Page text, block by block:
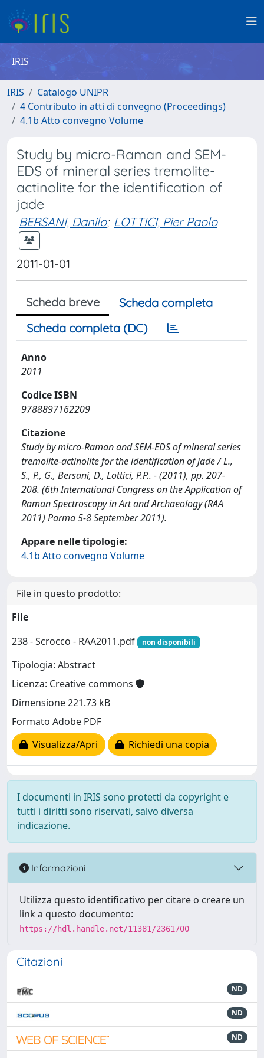
IRIS
IRIS
Catalogo UNIPR
4 Contributo in atti di convegno (Proceedings)
4.1b Atto convegno Volume
Study by micro-Raman and SEM-
EDS of mineral series tremolite-
actinolite for the identification of
jade
BERSANI, Danilo; LOTTICI, Pier Paolo
2011-01-01
Scheda breve
Scheda completa
Scheda completa (DC)
Anno
2011
Codice ISBN
9788897162209
Citazione
Study by micro-Raman and SEM-EDS of mineral series
tremolite-actinolite for the identification of jade / L.,
S., P., G., Bersani, D., Lottici, P.P.. - (2011), pp. 207-
208. (6th International Congress on the Application of
Raman Spectroscopy in Art and Archaeology (RAA
2011) Parma 5-8 September 2011).
Appare nelle tipologie:
4.1b Atto convegno Volume
File in questo prodotto:
File
238 - Scrocco - RAA2011.pdf
non disponibili
Tipologia: Abstract
Licenza: Creative commons
Dimensione 221.73 kB
Formato Adobe PDF
Visualizza/Apri
Richiedi una copia
I documenti in IRIS sono protetti da copyright e
tutti i diritti sono riservati, salvo diversa
indicazione.
Informazioni
Utilizza questo identificativo per citare o creare un
link a questo documento:
https://hdl.handle.net/11381/2361700
Citazioni
ND
ND
ND